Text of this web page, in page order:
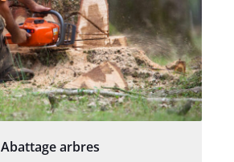
Abattage arbres